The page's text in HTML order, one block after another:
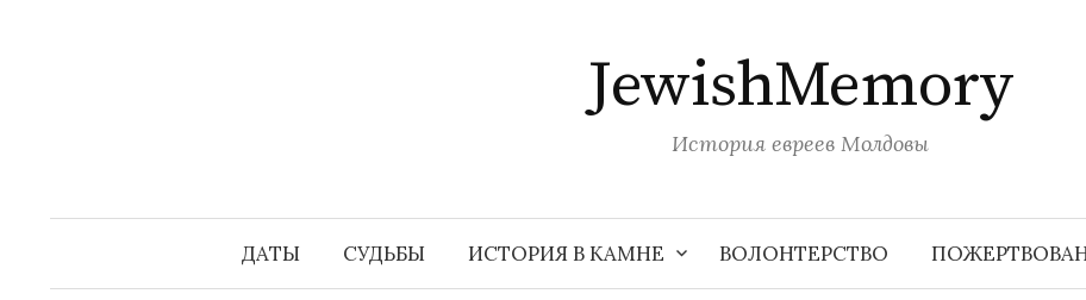
JewishMemory
История евреев Молдовы
ДАТЫ СУДЬБЫ ИСТОРИЯ В КАМНЕ ВОЛОНТЕРСТВО